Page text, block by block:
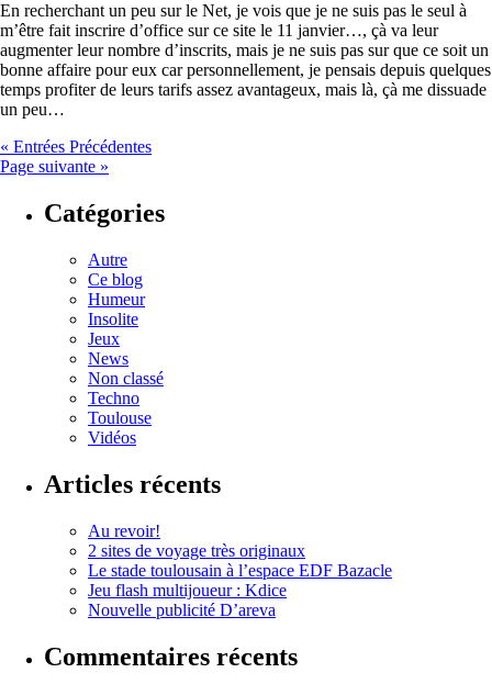
En recherchant un peu sur le Net, je vois que je ne suis pas le seul à
m’être fait inscrire d’office sur ce site le 11 janvier…, çà va leur
augmenter leur nombre d’inscrits, mais je ne suis pas sur que ce soit un
bonne affaire pour eux car personnellement, je pensais depuis quelques
temps profiter de leurs tarifs assez avantageux, mais là, çà me dissuade
un peu…
« Entrées Précédentes
Page suivante »
Catégories
Autre
Ce blog
Humeur
Insolite
Jeux
News
Non classé
Techno
Toulouse
Vidéos
Articles récents
Au revoir!
2 sites de voyage très originaux
Le stade toulousain à l’espace EDF Bazacle
Jeu flash multijoueur : Kdice
Nouvelle publicité D’areva
Commentaires récents